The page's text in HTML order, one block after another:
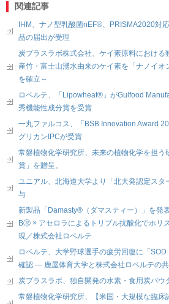
関連記事
IHM、ナノ型乳酸菌nEF®、PRISMA2020対
品の届出が受理
炭プラスラボ株式会社、ケイ素原料における
産竹・富士山湧水由来のケイ素を「ナノイオ
を確立～
ロベルテ、「Lipowheat®」がGulfood
秀機能性成分賞を受賞
一丸ファルコス、「BSB Innovation Award
グリカンIPCが受賞
常磐植物化学研究所、未来の植物化学を担う
賞」を贈呈。
ユニアル、北海道大学より「北大発認定ス
与
新製品「Damasty®（ダマスティー）」を発
BⓇ × アセロラによるトリプル抗酸化でホリ
現／株式会社ロベルテ
ロベルテ、大学野球選手の疲労回復に「
確認 ― 鹿屋体育大学と株式会社ロベルテの
炭プラスラボ、独自開発の水素・食用炭パウ
常磐植物化学研究所、【米国・大規模な臨床